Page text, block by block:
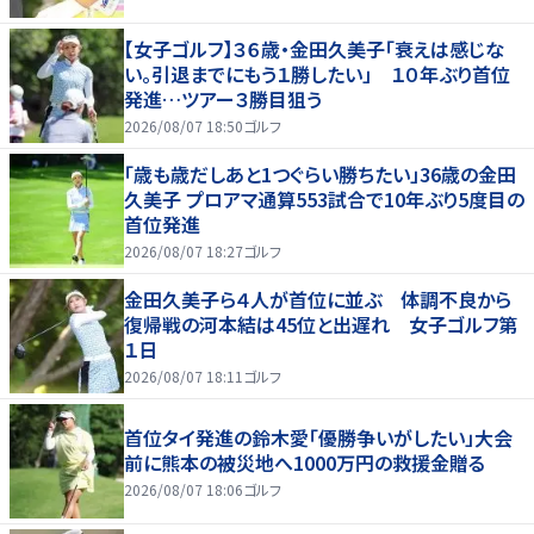
【女子ゴルフ】３６歳・金田久美子「衰えは感じな
い。引退までにもう１勝したい」 １０年ぶり首位
発進…ツアー３勝目狙う
2026/08/07 18:50ゴルフ
「歳も歳だしあと1つぐらい勝ちたい」36歳の金田
久美子 プロアマ通算553試合で10年ぶり5度目の
首位発進
2026/08/07 18:27ゴルフ
金田久美子ら４人が首位に並ぶ 体調不良から
復帰戦の河本結は45位と出遅れ 女子ゴルフ第
１日
2026/08/07 18:11 ゴルフ
首位タイ発進の鈴木愛「優勝争いがしたい」大会
前に熊本の被災地へ1000万円の救援金贈る
2026/08/07 18:06ゴルフ